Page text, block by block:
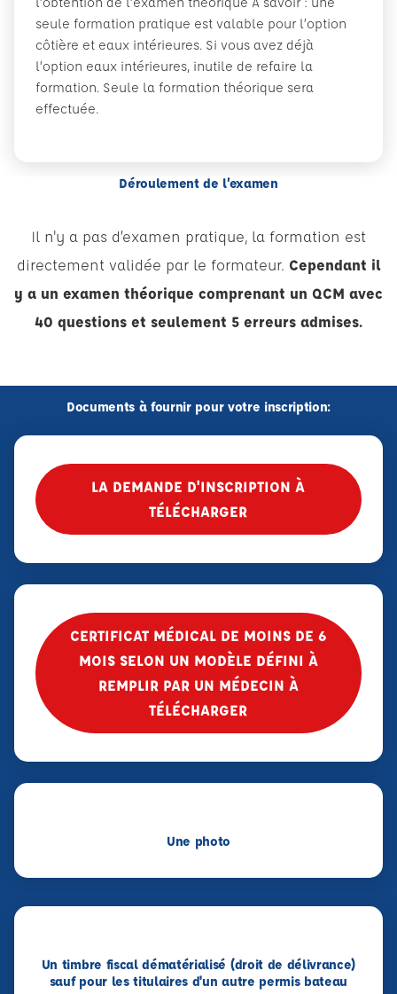
seule formation pratique est valable pour l’option
côtière et eaux intérieures. Si vous avez déjà
l’option eaux intérieures, inutile de refaire la
formation. Seule la formation théorique sera
effectuée.
Déroulement de l’examen
Il n'y a pas d’examen pratique, la formation est
directement validée par le formateur. Cependant il
y a un examen théorique comprenant un QCM avec
40 questions et seulement 5 erreurs admises.
Documents à fournir pour votre inscription:
LA DEMANDE D'INSCRIPTION À
TÉLÉCHARGER
CERTIFICAT MÉDICAL DE MOINS DE 6
MOIS SELON UN MODÈLE DÉFINI À
REMPLIR PAR UN MÉDECIN À
TÉLÉCHARGER
Une photo
Un timbre fiscal dématérialisé (droit de délivrance)
sauf pour les titulaires d'un autre permis bateau